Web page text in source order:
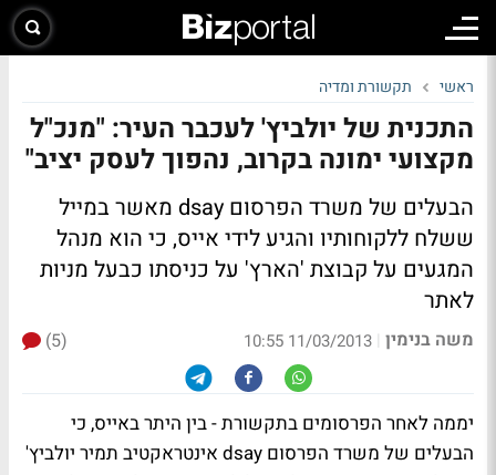
ראשי תקשורת ומדיה
התכנית של יולביץ' לעכבר העיר: "מנכ"ל
מקצועי ימונה בקרוב, נהפוך לעסק יציב"
הבעלים של משרד הפרסום dsay מאשר במייל
ששלח ללקוחותיו והגיע לידי אייס, כי הוא מנהל
המגעים על קבוצת 'הארץ' על כניסתו כבעל מניות
לאתר
משה בנימין |
11/03/2013 10:55
(5)
יממה לאחר הפרסומים בתקשורת - בין היתר באייס, כי
הבעלים של משרד הפרסום dsay אינטראקטיב תמיר יולביץ'